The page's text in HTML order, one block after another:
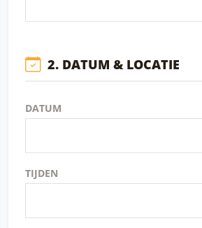
2. DATUM & LOCATIE
DATUM
TIJDEN